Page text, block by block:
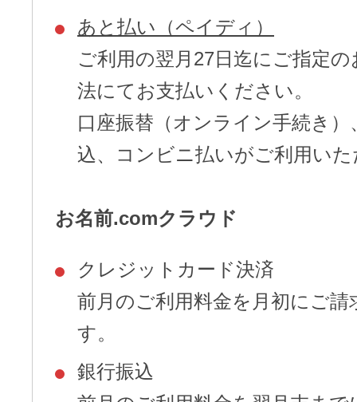
あと払い（ペイディ）
ご利用の翌月27日迄にご指定
法にてお支払いください。
口座振替（オンライン手続き）
込、コンビニ払いがご利用い
お名前.comクラウド
クレジットカード決済
前月のご利用料金を月初にご請
す。
銀行振込